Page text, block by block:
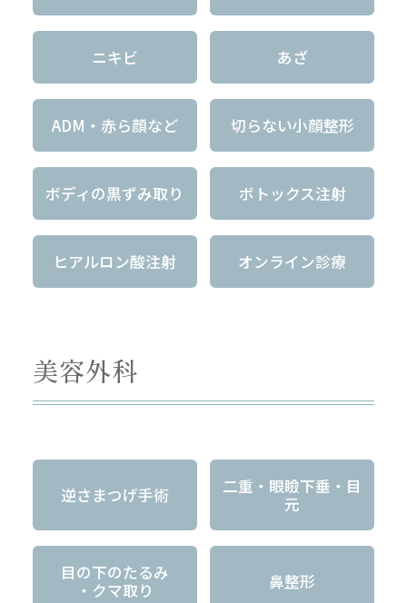
ニキビ あざ
ADM・赤ら顔など 切らない小顔整形
ボディの黒ずみ取り ボトックス注射
ヒアルロン酸注射 オンライン診療
美容外科
逆さまつげ手術
二重・眼瞼下垂・目
元
目の下のたるみ
・クマ取り
鼻整形